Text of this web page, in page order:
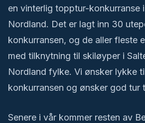
en vinterlig topptur-konkurranse
Nordland. Det er lagt inn 30
konkurransen, og de aller fleste
med tilknytning til skiløyper i
Nordland fylke. Vi ønsker lykke
konkurransen og ønsker god tur
Senere i vår kommer resten av